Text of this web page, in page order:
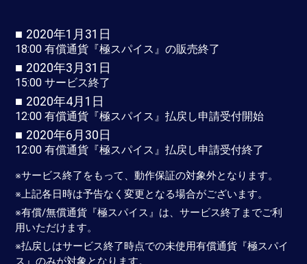
■ 2020年1月31日
18:00 有償通貨『極スパイス』の販売終了
■ 2020年3月31日
15:00 サービス終了
■ 2020年4月1日
12:00 有償通貨『極スパイス』払戻し申請受付開始
■ 2020年6月30日
12:00 有償通貨『極スパイス』払戻し申請受付終了
※サービス終了をもって、動作保証の対象外となります。
※上記各日時は予告なく変更となる場合がございます。
※有償/無償通貨『極スパイス』は、サービス終了までご利
用いただけます。
※払戻しはサービス終了時点での未使用有償通貨『極スパイ
ス』のみが対象となります。